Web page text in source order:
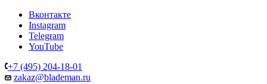
Вконтакте
Instagram
Telegram
YouTube
+7 (495) 204-18-01
zakaz@blademan.ru